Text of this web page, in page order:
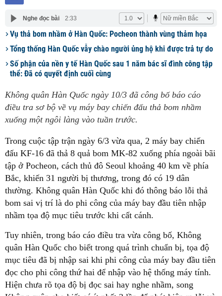
Nghe đọc bài 2:33
Vụ thả bom nhầm ở Hàn Quốc: Pocheon thành vùng thảm họa
Tổng thống Hàn Quốc vẫy chào người ủng hộ khi được trả tự do
Số phận của nền y tế Hàn Quốc sau 1 năm bác sĩ đình công tập
thể: Đã có quyết định cuối cùng
Không quân Hàn Quốc ngày 10/3 đã công bố báo cáo
điều tra sơ bộ về vụ máy bay chiến đấu thả bom nhầm
xuống một ngôi làng vào tuần trước.
Trong cuộc tập trận ngày 6/3 vừa qua, 2 máy bay chiến
đấu KF-16 đã thả 8 quả bom MK-82 xuống phía ngoài bãi
tập ở Pocheon, cách thủ đô Seoul khoảng 40 km về phía
Bắc, khiến 31 người bị thương, trong đó có 19 dân
thường. Không quân Hàn Quốc khi đó thông báo lỗi thả
bom sai vị trí là do phi công của máy bay đầu tiên nhập
nhầm tọa độ mục tiêu trước khi cất cánh.
Tuy nhiên, trong báo cáo điều tra vừa công bố, Không
quân Hàn Quốc cho biết trong quá trình chuẩn bị, tọa độ
mục tiêu đã bị nhập sai khi phi công của máy bay đầu tiên
đọc cho phi công thứ hai để nhập vào hệ thống máy tính.
Hiện chưa rõ tọa độ bị đọc sai hay nghe nhầm, song